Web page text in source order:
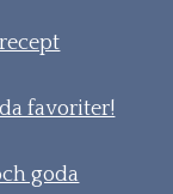
favoriter!
goda